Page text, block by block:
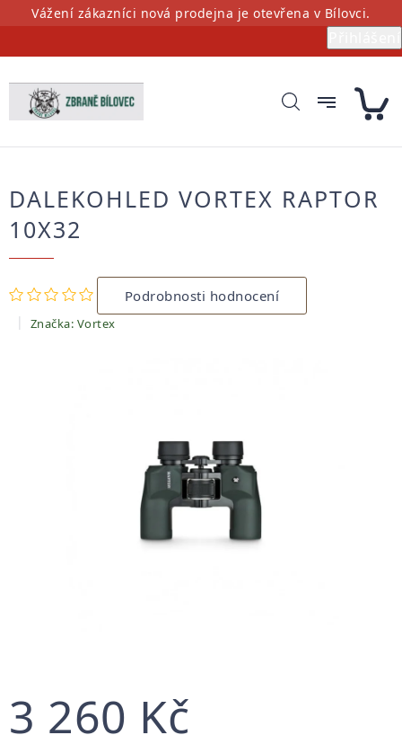
PřejítVážení zákazníci nová prodejna je otevřena v Bílovci.
DALEKOHLED VORTEX RAPTOR
10X32
Průměrné
hodnocení
produktu
je
Podrobnosti hodnocení
Značka: Vortex
3 260 Kč